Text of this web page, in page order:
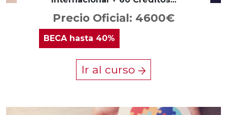
Precio Oficial: 4600€
BECAhasta 40%
Ir al curso